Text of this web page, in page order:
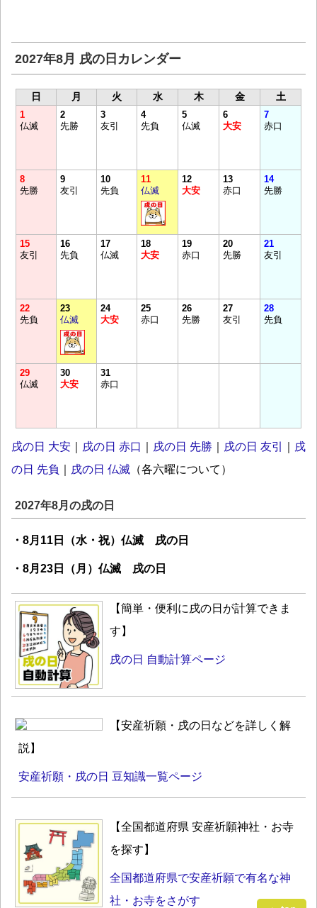
2027年8月 戌の日カレンダー
日 月 火 水 木 金 土
1
仏滅
2
先勝
3
友引
4
先負
5
仏滅
6
大安
7
赤口
8
先勝
9
友引
10
先負
11
仏滅
12
大安
13
赤口
14
先勝
15
友引
16
先負
17
仏滅
18
大安
19
赤口
20
先勝
21
友引
22
先負
23
仏滅
24
大安
25
赤口
26
先勝
27
友引
28
先負
29
仏滅
30
大安
31
赤口
戌の日 大安 戌の日 赤口 戌の日 先勝 戌の日 友引
戌
の日 先負
戌の日 仏滅 （各六曜について）
2027年8月の戌の日
・8月11日（水・祝）仏滅 戌の日
・8月23日（月）仏滅 戌の日
【簡単・便利に戌の日が計算できま
す】
戌の日 自動計算ページ
【安産祈願・戌の日などを詳しく解
説】
安産祈願・戌の日 豆知識一覧ページ
【全国都道府県 安産祈願神社・お寺
を探す】
全国都道府県で安産祈願で有名な神
社・お寺をさがす